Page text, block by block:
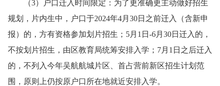
（3）户口迁入时间限定：为了更准确更主动做好招生
规划，片内生中，户口于2024年4月30日之前迁入（含新申
报）的，方有资格参加划片招生；5月1日-6月30日迁入的，
不按划片招生，由区教育局统筹安排入学；7月1日之后迁入
的，不列入今年吴航航城片区、首占营前新区招生计划范
围，原则上仍按原户口所在地就近安排入学。